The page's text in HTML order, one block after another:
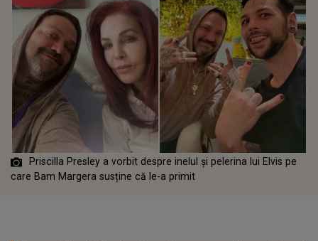
Priscilla Presley a vorbit despre inelul și pelerina lui Elvis pe
care Bam Margera susține că le-a primit